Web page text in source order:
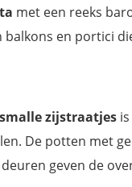
met een reeks
balkons en portici
zijstraatjes
De potten met
geven de